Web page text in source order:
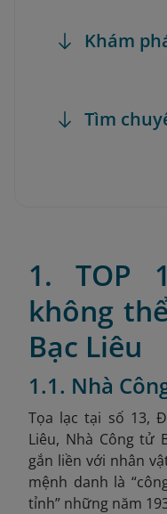
Khám
Tìm
1. TOP
không
Bạc Liêu
1.1. Nhà
Tọa lạc tại số 13,
Liêu, Nhà Công tử
gắn liền với nhân
mệnh danh là
tỉnh” những năm